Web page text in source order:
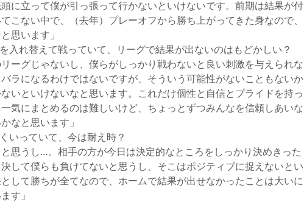
に立って僕が引っ張って行かないといけないです。前期は結果が付
こない中で、（去年）プレーオフから勝ち上がってきた身なので、
思います」
入れ替えて戦っていて、リーグで結果が出ないのはもどかしい？
ーグじゃないし、僕らがしっかり戦わないと良い刺激を与えられな
ラになるわけではないですが、そういう可能性がないこともないか
いといけないなと思います。これだけ個性と自信とプライドを持っ
気にまとめるのは難しいけど、ちょっとずつみんなを信頼しあいな
なと思います」
いっていて、今は耐え時？
思うし…。相手の方が今日は決定的なところをしっかり決めきった
して僕らも負けてないと思うし、そこはポジティブに捉えないとい
して勝ちが全てなので、ホームで結果が出せなかったことは大いに
す」